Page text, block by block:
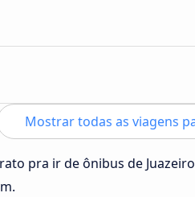
Mostrar todas as viagens
pra ir de ônibus de